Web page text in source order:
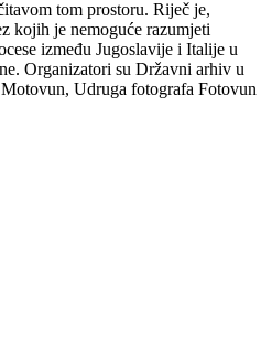
tom prostoru. Riječ je,
kojih je nemoguće razumjeti
između Jugoslavije i Italije u
Organizatori su Državni arhiv u
Udruga fotografa Fotovun